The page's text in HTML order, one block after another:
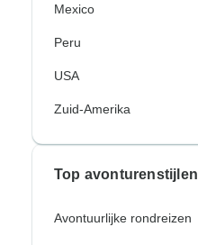
Mexico
Peru
USA
Zuid-Amerika
Top avonturenstijlen
Avontuurlijke rondreizen